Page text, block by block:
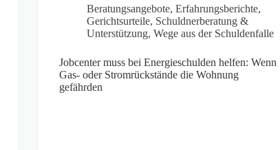
Beratungsangebote,Erfahrungsberichte,
Gerichtsurteile, Schuldnerberatung &
Unterstützung,Wege aus der Schuldenfalle
Jobcenter muss bei Energieschulden helfen: Wenn
Gas- oder Stromrückstände die Wohnung
gefährden